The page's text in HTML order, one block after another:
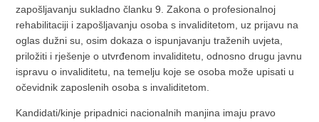
zapošljavanju sukladno članku 9. Zakona o profesionalnoj
rehabilitaciji i zapošljavanju osoba s invaliditetom, uz prijavu na
oglas dužni su, osim dokaza o ispunjavanju traženih uvjeta,
priložiti i rješenje o utvrđenom invaliditetu, odnosno drugu javnu
ispravu o invaliditetu, na temelju koje se osoba može upisati u
očevidnik zaposlenih osoba s invaliditetom.
Kandidati/kinje pripadnici nacionalnih manjina imaju pravo